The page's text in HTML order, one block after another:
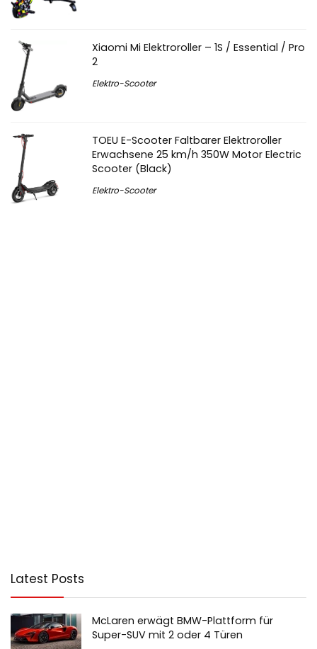
Xiaomi Mi Elektroroller – 1S / Essential / Pro
2
Elektro-Scooter
TOEU E-Scooter Faltbarer Elektroroller
Erwachsene 25 km/h 350W Motor Electric
Scooter (Black)
Elektro-Scooter
Latest Posts
McLaren erwägt BMW-Plattform für
Super-SUV mit 2 oder 4 Türen